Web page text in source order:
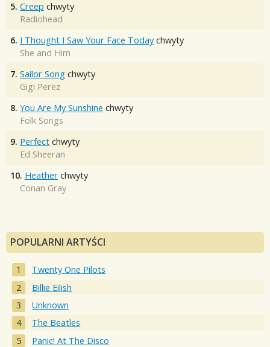
5. Creep chwyty
Radiohead
6. I Thought I Saw Your Face Today chwyty
She and Him
7. Sailor Song chwyty
Gigi Perez
8. You Are My Sunshine chwyty
Folk Songs
9. Perfect chwyty
Ed Sheeran
10. Heather chwyty
Conan Gray
POPULARNI ARTYŚCI
Twenty One Pilots
Billie Eilish
Unknown
The Beatles
Panic! At The Disco